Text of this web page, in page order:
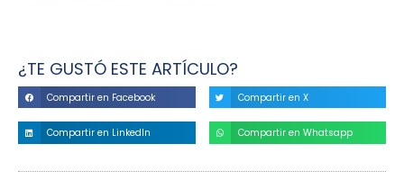
¿TE GUSTÓ ESTE ARTÍCULO?
Compartir en Facebook Compartir en X
Compartir en LinkedIn Compartir en Whatsapp